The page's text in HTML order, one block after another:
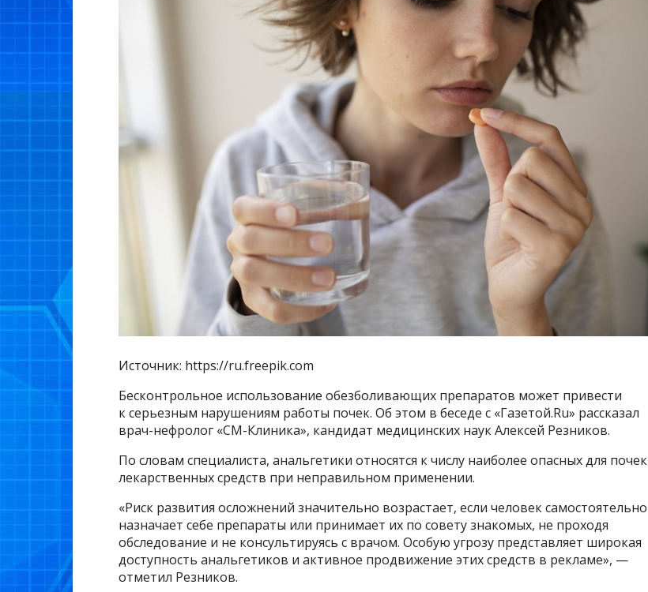
Источник: https://ru.freepik.com
Бесконтрольное использование обезболивающих препаратов может привести
к серьезным нарушениям работы почек. Об этом в беседе с «Газетой.Ru» рассказал
врач-нефролог «СМ-Клиника», кандидат медицинских наук Алексей Резников.
По словам специалиста, анальгетики относятся к числу наиболее опасных для почек
лекарственных средств при неправильном применении.
«Риск развития осложнений значительно возрастает, если человек самостоятельно
назначает себе препараты или принимает их по совету знакомых, не проходя
обследование и не консультируясь с врачом. Особую угрозу представляет широкая
доступность анальгетиков и активное продвижение этих средств в рекламе», —
отметил Резников.